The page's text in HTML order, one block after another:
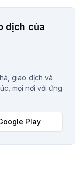
dịch của
giao dịch và
mọi nơi với ứng
Play